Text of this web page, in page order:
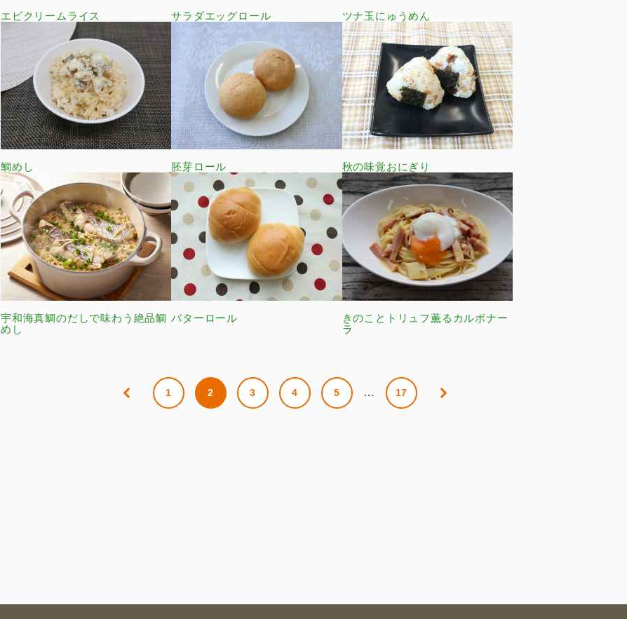
エビクリームライス サラダエッグロール ツナ玉にゅうめん
鯛めし 胚芽ロール 秋の味覚おにぎり
宇和海真鯛のだしで味わう絶品鯛
めし
バターロール
きのことトリュフ薫るカルボナー
ラ
1 2 3 4 5 … 17